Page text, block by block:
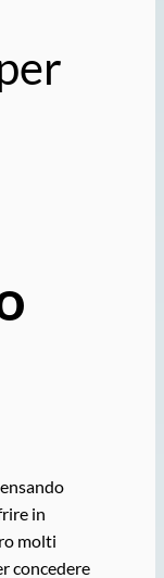
in
molti
concedere